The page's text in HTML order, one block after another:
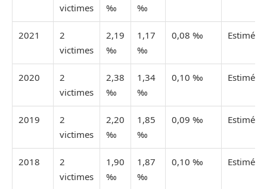
victimes
‰
‰
2021
2
victimes
2,19
‰
1,17
‰
0,08 ‰ Estimée
2020
2
victimes
2,38
‰
1,34
‰
0,10 ‰ Estimée
2019
2
victimes
2,20
‰
1,85
‰
0,09 ‰ Estimée
2018
2
victimes
1,90
‰
1,87
‰
0,10 ‰ Estimée